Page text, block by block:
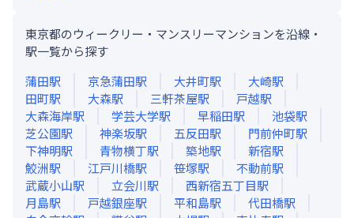
東京都のウィークリー・マンスリーマンションを沿線・
駅一覧から探す
蒲田駅 京急蒲田駅 大井町駅 大崎駅
田町駅 大森駅 三軒茶屋駅 戸越駅
大森海岸駅 学芸大学駅 早稲田駅 池袋駅
芝公園駅 神楽坂駅 五反田駅 門前仲町駅
下神明駅 青物横丁駅 築地駅 新宿駅
鮫洲駅 江戸川橋駅 笹塚駅 不動前駅
武蔵小山駅 立会川駅 西新宿五丁目駅
月島駅 戸越銀座駅 平和島駅 代田橋駅